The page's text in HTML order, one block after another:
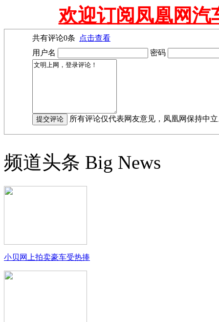
欢迎订阅凤凰网汽
共有评论0条
点击查看
用户名
密码
所有评论仅代表网友意见，凤凰网保持中
频道头条 Big News
小贝网上拍卖豪车受热捧